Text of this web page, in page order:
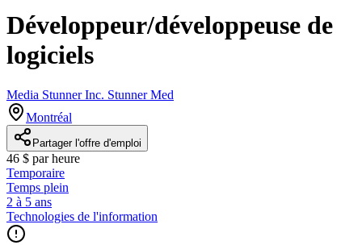
Développeur/développeuse de
logiciels
Media Stunner Inc. Stunner Med
Montréal
Partager l'offre d'emploi
46 $ par heure
Temporaire
Temps plein
2 à 5 ans
Technologies de l'information